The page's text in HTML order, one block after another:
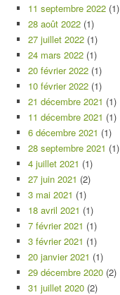
11 septembre 2022 (1)
28 août 2022 (1)
27 juillet 2022 (1)
24 mars 2022 (1)
20 février 2022 (1)
10 février 2022 (1)
21 décembre 2021 (1)
11 décembre 2021 (1)
6 décembre 2021 (1)
28 septembre 2021 (1)
4 juillet 2021 (1)
27 juin 2021 (2)
3 mai 2021 (1)
18 avril 2021 (1)
7 février 2021 (1)
3 février 2021 (1)
20 janvier 2021 (1)
29 décembre 2020 (2)
31 juillet 2020 (2)